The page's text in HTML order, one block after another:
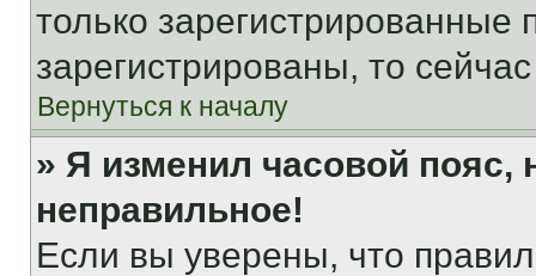
только
зарегистрированы, то
Вернуться к началу
» Я изменил часовой пояс,
неправильное!
Если вы уверены, что